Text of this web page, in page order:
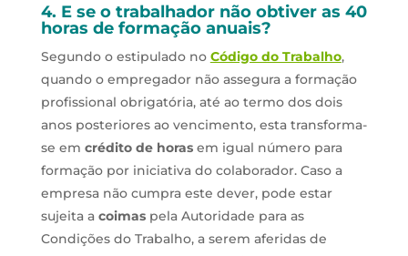
4. E se o trabalhador não obtiver as 40
horas de formação anuais?
Segundo o estipulado no Código do Trabalho,
quando o empregador não assegura a formação
profissional obrigatória, até ao termo dos dois
anos posteriores ao vencimento, esta transforma-
se em crédito de horasem igual número para
formação por iniciativa do colaborador. Caso a
empresa não cumpra este dever, pode estar
sujeita a coimaspela Autoridade para as
Condições do Trabalho, a serem aferidas de